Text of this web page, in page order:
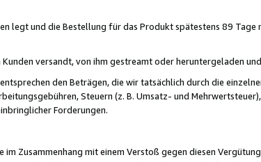
legt und die Bestellung für das Produkt spätestens 89 Tage
versandt, von ihm gestreamt oder heruntergeladen
den Beträgen, die wir tatsächlich durch die
Steuern (z. B. Umsatz- und
Forderungen.
Zusammenhang mit einem Verstoß gegen diesen